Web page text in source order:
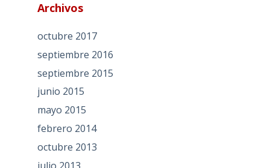
Archivos
octubre 2017
septiembre 2016
septiembre 2015
junio 2015
mayo 2015
febrero 2014
octubre 2013